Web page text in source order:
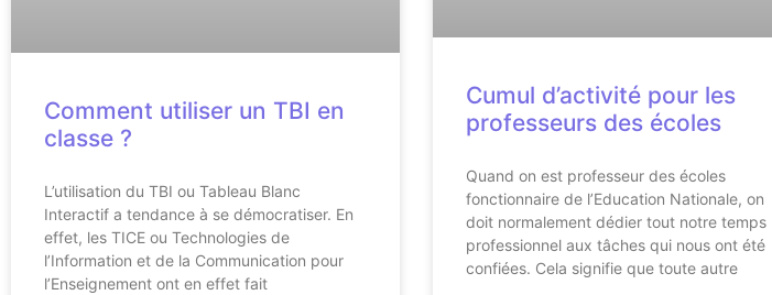
Comment utiliser un TBI en
classe ?
L’utilisation du TBI ou Tableau Blanc
Interactif a tendance à se démocratiser. En
effet, les TICE ou Technologies de
l’Information et de la Communication pour
l’Enseignement ont en effet fait
Cumul d’activité pour les
professeurs des écoles
Quand on est professeur des écoles
fonctionnaire de l’Education Nationale, on
doit normalement dédier tout notre temps
professionnel aux tâches qui nous ont été
confiées. Cela signifie que toute autre